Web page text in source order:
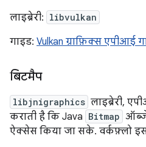
लाइब्रेरी: libvulkan
गाइड: Vulkan ग्राफ़िक्स एपीआई
बिटमैप
libjnigraphics लाइब्रेरी,
कराती है कि Java Bitmap
ऐक्सेस किया जा सके. वर्कफ़्लो इस